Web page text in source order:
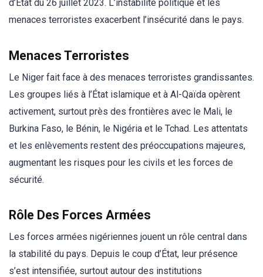
d’État du 26 juillet 2023. L’instabilité politique et les
menaces terroristes exacerbent l’insécurité dans le pays.
Menaces Terroristes
Le Niger fait face à des menaces terroristes grandissantes.
Les groupes liés à l’État islamique et à Al-Qaïda opèrent
activement, surtout près des frontières avec le Mali, le
Burkina Faso, le Bénin, le Nigéria et le Tchad. Les attentats
et les enlèvements restent des préoccupations majeures,
augmentant les risques pour les civils et les forces de
sécurité.
Rôle Des Forces Armées
Les forces armées nigériennes jouent un rôle central dans
la stabilité du pays. Depuis le coup d’État, leur présence
s’est intensifiée, surtout autour des institutions